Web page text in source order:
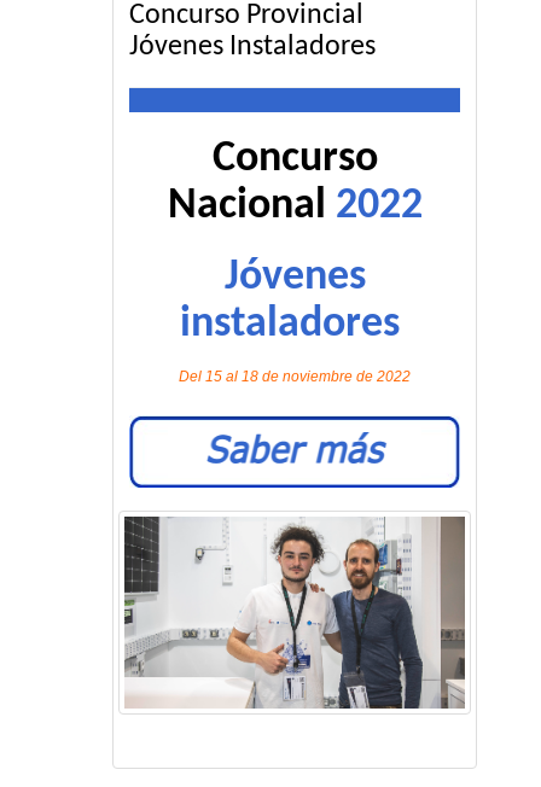
Concurso Provincial
Jóvenes Instaladores
Concurso
Nacional 2022
Jóvenes
instaladores
Del 15 al 18 de noviembre de 2022